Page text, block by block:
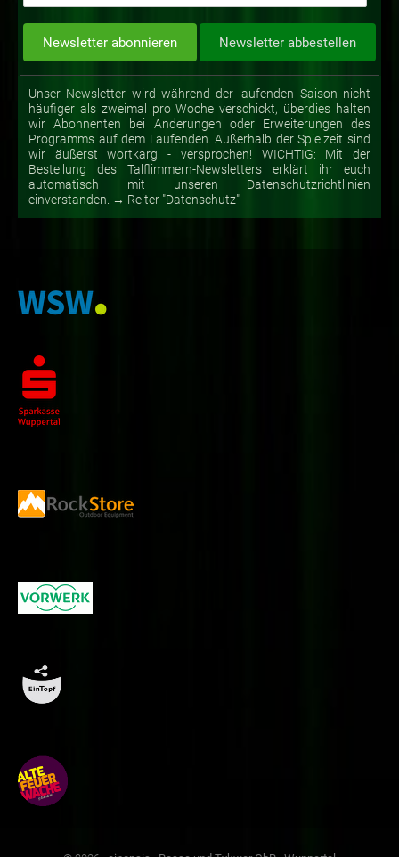
Unser Newsletter wird während der laufenden Saison nicht
häufiger als zweimal pro Woche verschickt, überdies halten
wir Abonnenten bei Änderungen oder Erweiterungen des
Programms auf dem Laufenden. Außerhalb der Spielzeit sind
wir äußerst wortkarg - versprochen! WICHTIG: Mit der
Bestellung des Talflimmern-Newsletters erklärt ihr euch
automatisch mit unseren Datenschutzrichtlinien
einverstanden. → Reiter "Datenschutz"